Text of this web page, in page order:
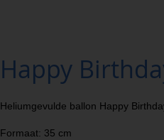
Happy
Heliumgevulde ballon Happy
Formaat: 35 cm